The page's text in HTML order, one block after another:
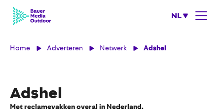
NL
Home Adverteren Netwerk Adshel
Adshel
Met reclamevakken overal in Nederland.